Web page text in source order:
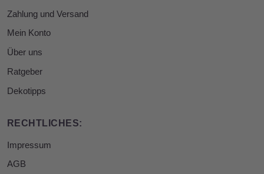
Zahlung und Versand
Mein Konto
Über uns
Ratgeber
Dekotipps
RECHTLICHES:
Impressum
AGB